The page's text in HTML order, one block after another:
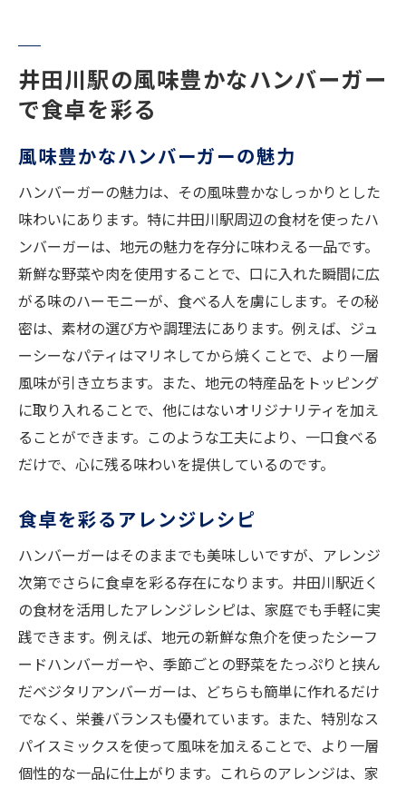
井田川駅の風味豊かなハンバーガー
で食卓を彩る
風味豊かなハンバーガーの魅力
ハンバーガーの魅力は、その風味豊かなしっかりとした
味わいにあります。特に井田川駅周辺の食材を使ったハ
ンバーガーは、地元の魅力を存分に味わえる一品です。
新鮮な野菜や肉を使用することで、口に入れた瞬間に広
がる味のハーモニーが、食べる人を虜にします。その秘
密は、素材の選び方や調理法にあります。例えば、ジュ
ーシーなパティはマリネしてから焼くことで、より一層
風味が引き立ちます。また、地元の特産品をトッピング
に取り入れることで、他にはないオリジナリティを加え
ることができます。このような工夫により、一口食べる
だけで、心に残る味わいを提供しているのです。
食卓を彩るアレンジレシピ
ハンバーガーはそのままでも美味しいですが、アレンジ
次第でさらに食卓を彩る存在になります。井田川駅近く
の食材を活用したアレンジレシピは、家庭でも手軽に実
践できます。例えば、地元の新鮮な魚介を使ったシーフ
ードハンバーガーや、季節ごとの野菜をたっぷりと挟ん
だベジタリアンバーガーは、どちらも簡単に作れるだけ
でなく、栄養バランスも優れています。また、特別なス
パイスミックスを使って風味を加えることで、より一層
個性的な一品に仕上がります。これらのアレンジは、家